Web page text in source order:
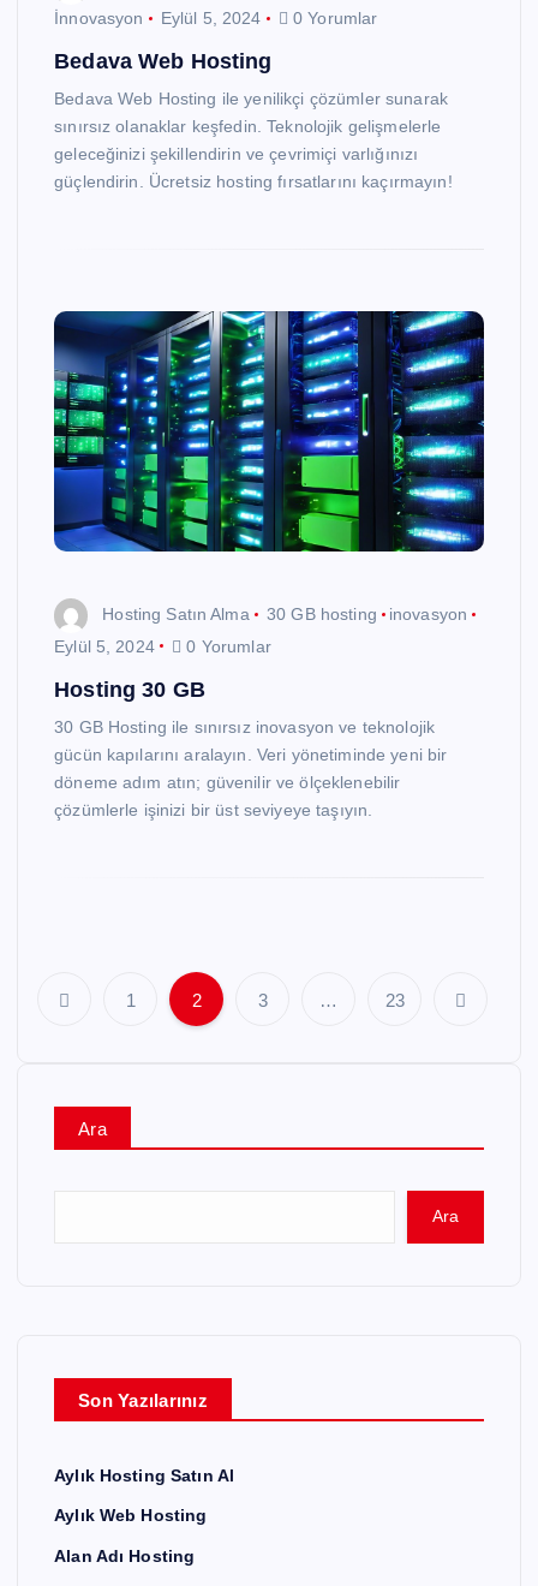
İnnovasyon
Eylül 5, 2024 0 Yorumlar
Bedava Web Hosting
Bedava Web Hosting ile yenilikçi çözümler sunarak
sınırsız olanaklar keşfedin. Teknolojik gelişmelerle
geleceğinizi şekillendirin ve çevrimiçi varlığınızı
güçlendirin. Ücretsiz hosting fırsatlarını kaçırmayın!
Hosting Satın Alma 30 GB hosting
inovasyon
Eylül 5, 2024
0 Yorumlar
Hosting 30 GB
30 GB Hosting ile sınırsız inovasyon ve teknolojik
gücün kapılarını aralayın. Veri yönetiminde yeni bir
döneme adım atın; güvenilir ve ölçeklenebilir
çözümlerle işinizi bir üst seviyeye taşıyın.
z
f
1 2 3 … 23
Ara
Ara
Son Yazılarınız
Aylık Hosting Satın Al
Aylık Web Hosting
Alan Adı Hosting